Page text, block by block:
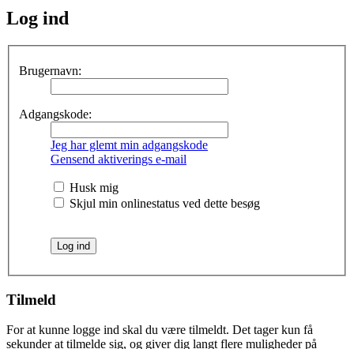
Log ind
Brugernavn:
Adgangskode:
Jeg har glemt min adgangskode
Gensend aktiverings e-mail
Husk mig
Skjul min onlinestatus ved dette besøg
Tilmeld
For at kunne logge ind skal du være tilmeldt. Det tager kun få
sekunder at tilmelde sig, og giver dig langt flere muligheder på